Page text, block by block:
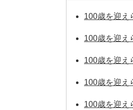
100歳を迎え
100歳を迎え
100歳を迎え
100歳を迎え
100歳を迎え